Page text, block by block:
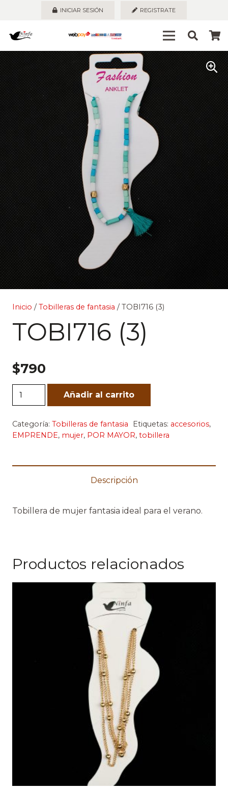
INICIAR SESIÓN REGISTRATE
Inicio /Tobilleras de fantasia / TOBI716 (3)
TOBI716 (3)
$790
TOBI716
(3)
cantidad
Añadir al carrito
Categoría: Tobilleras de fantasia Etiquetas: accesorios,
EMPRENDE, mujer, POR MAYOR, tobillera
Descripción
Tobillera de mujer fantasia ideal para el verano.
Productos relacionados